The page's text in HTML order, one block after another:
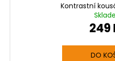
Kontrastní
249
DO